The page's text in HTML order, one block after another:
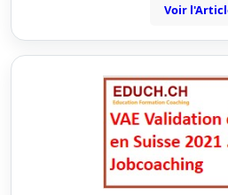
Voir